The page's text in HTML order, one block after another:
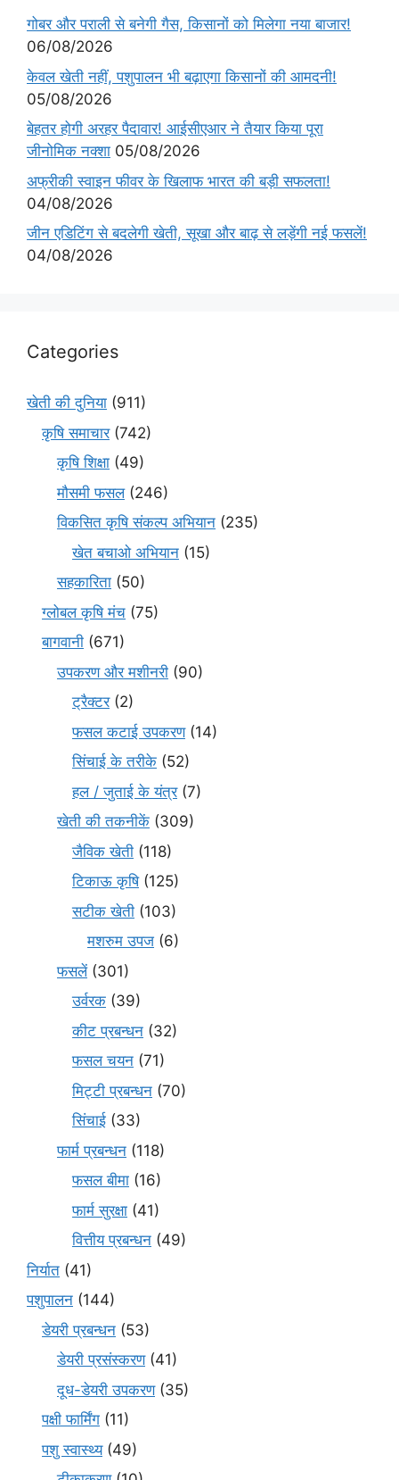
गोबर और पराली से बनेगी गैस, किसानों को मिलेगा नया बाजार!
06/08/2026
केवल खेती नहीं, पशुपालन भी बढ़ाएगा किसानों की आमदनी!
05/08/2026
बेहतर होगी अरहर पैदावार! आईसीएआर ने तैयार किया पूरा
जीनोमिक नक्शा 05/08/2026
अफ्रीकी स्वाइन फीवर के खिलाफ भारत की बड़ी सफलता!
04/08/2026
जीन एडिटिंग से बदलेगी खेती, सूखा और बाढ़ से लड़ेंगी नई फसलें!
04/08/2026
Categories
खेती की दुनिया (911)
कृषि समाचार(742)
कृषि शिक्षा (49)
मौसमी फसल(246)
विकसित कृषि संकल्प अभियान (235)
खेत बचाओ अभियान (15)
सहकारिता (50)
ग्लोबल कृषि मंच (75)
बागवानी (671)
उपकरण और मशीनरी (90)
ट्रैक्टर(2)
फसल कटाई उपकरण(14)
सिंचाई के तरीके (52)
हल / जुताई के यंत्र(7)
खेती की तकनीकें (309)
जैविक खेती (118)
टिकाऊ कृषि(125)
सटीक खेती (103)
मशरुम उपज (6)
फसलें(301)
उर्वरक (39)
कीट प्रबन्धन (32)
फसल चयन (71)
मि‌ट्टी प्रबन्धन (70)
सिंचाई (33)
फार्म प्रबन्धन (118)
फसल बीमा (16)
फार्म सुरक्षा (41)
वित्तीय प्रबन्धन (49)
निर्यात (41)
पशुपालन (144)
डेयरी प्रबन्धन (53)
डेयरी प्रसंस्करण(41)
दूध-डेयरी उपकरण(35)
पक्षी फार्मिंग (11)
पशु स्वास्थ्य(49)